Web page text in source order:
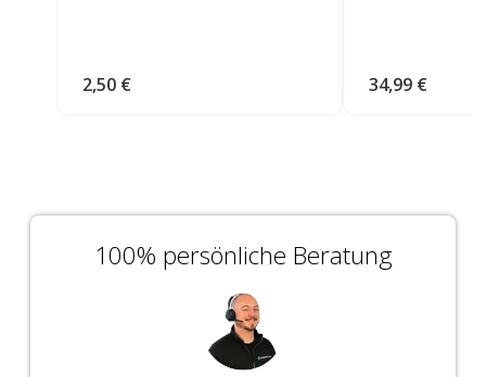
2,50 € 34,99 €
100% persönliche Beratung